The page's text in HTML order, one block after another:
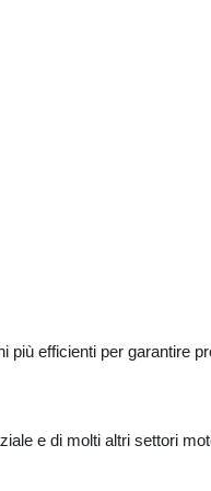
più efficienti per garantire
e di molti altri settori